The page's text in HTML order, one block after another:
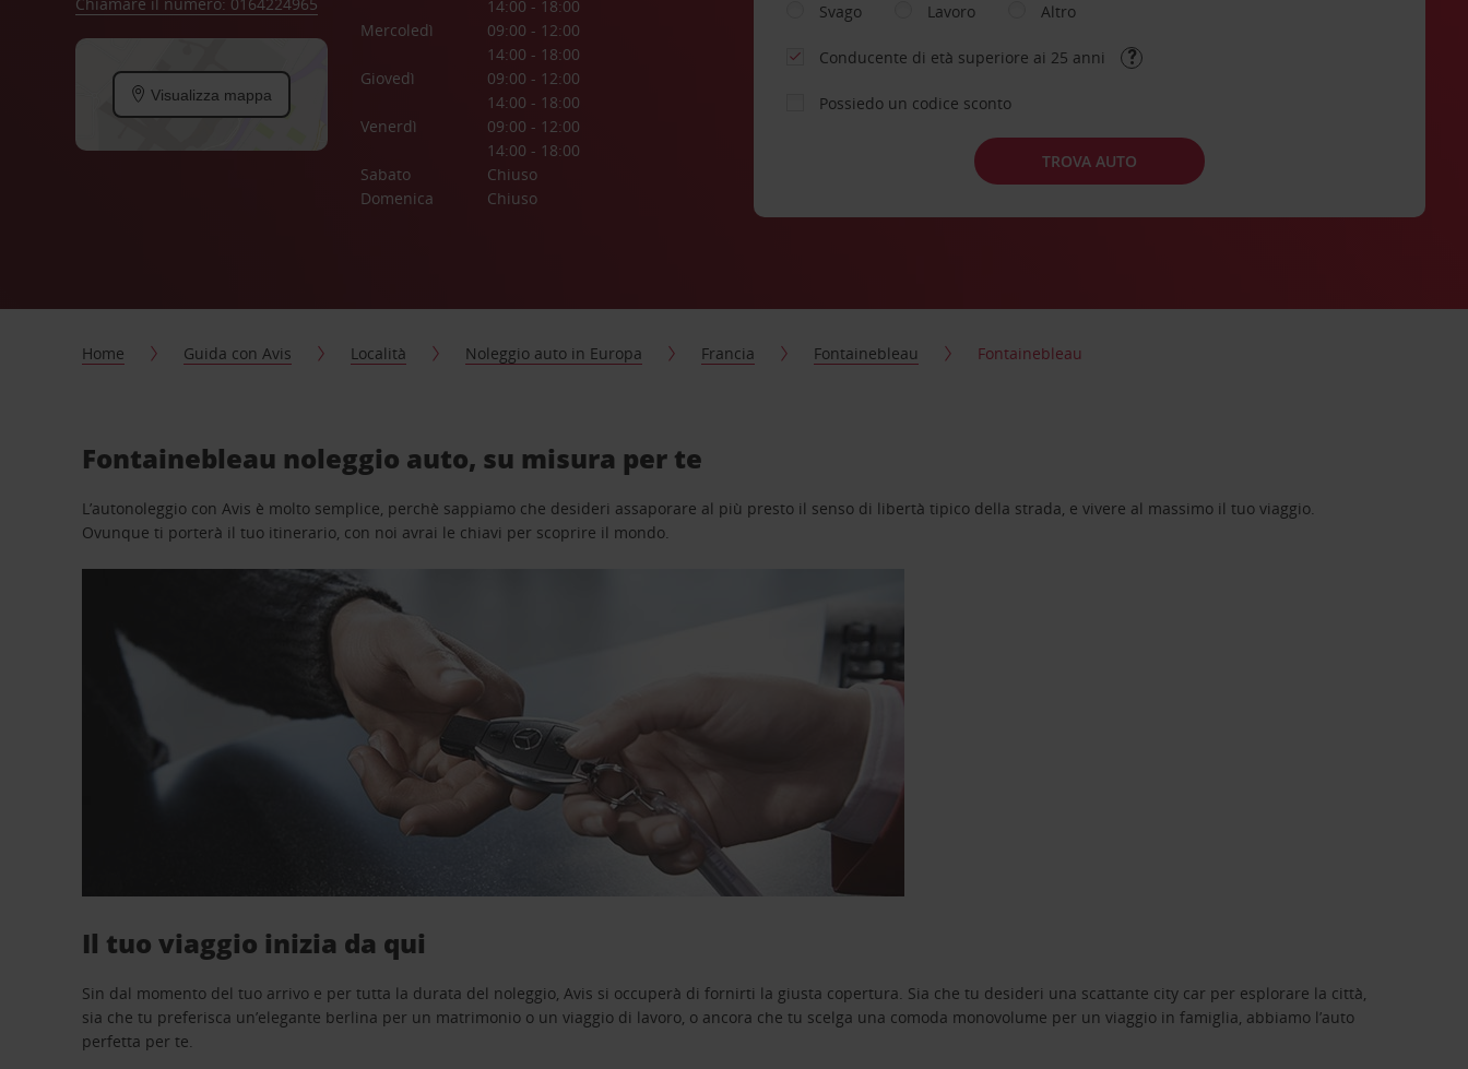
Visualizza mappa
14:00 - 18:00
Mercoledì
09:00 - 12:00
14:00 - 18:00
Giovedì
09:00 - 12:00
14:00 - 18:00
Venerdì
09:00 - 12:00
14:00 - 18:00
Sabato
Chiuso
Domenica
Chiuso
Svago
Lavoro Altro
Conducente di età superiore ai 25 anni
Possiedo un codice sconto
TROVA AUTO
Home Guida con Avis Località Noleggio auto in Europa Francia Fontainebleau Fontainebleau
Fontainebleau noleggio auto, su misura per te
L’autonoleggio con Avis è molto semplice, perchè sappiamo che desideri assaporare al più presto il senso di libertà tipico della strada, e vivere al massimo il tuo viaggio.
Ovunque ti porterà il tuo itinerario, con noi avrai le chiavi per scoprire il mondo.
Il tuo viaggio inizia da qui
Sin dal momento del tuo arrivo e per tutta la durata del noleggio, Avis si occuperà di fornirti la giusta copertura. Sia che tu desideri una scattante city car per esplorare la città,
sia che tu preferisca un’elegante berlina per un matrimonio o un viaggio di lavoro, o ancora che tu scelga una comoda monovolume per un viaggio in famiglia, abbiamo l’auto
perfetta per te.